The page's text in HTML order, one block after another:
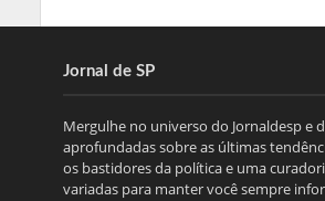
Jornal de SP
Mergulhe no universo do Jornaldesp e
aprofundadas sobre as últimas
os bastidores da política e uma
variadas para manter você sempre